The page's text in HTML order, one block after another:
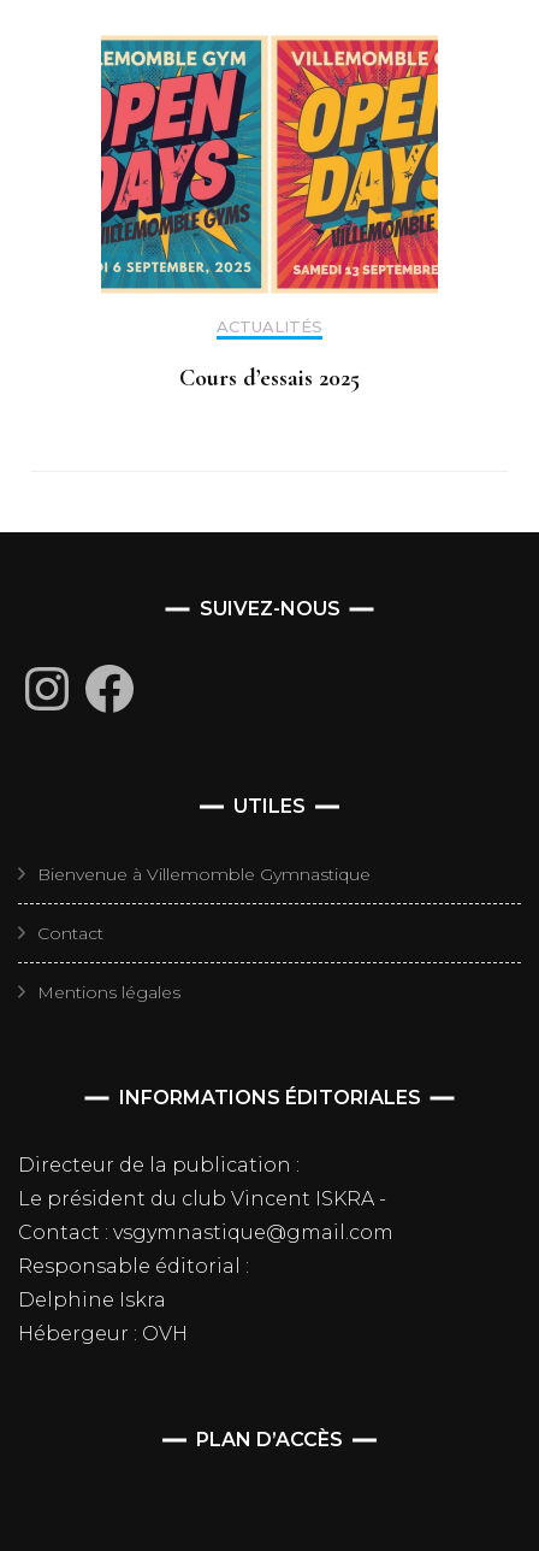
ACTUALITÉS
Cours d’essais 2025
SUIVEZ-NOUS
InstagramFacebook
UTILES
Bienvenue à Villemomble Gymnastique
Contact
Mentions légales
INFORMATIONS ÉDITORIALES
Directeur de la publication :
Le président du club Vincent ISKRA -
Contact : vsgymnastique@gmail.com
Responsable éditorial :
Delphine Iskra
Hébergeur : OVH
PLAN D’ACCÈS